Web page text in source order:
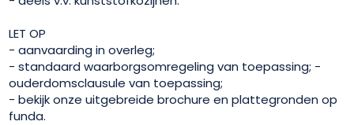
LET OP
- aanvaarding in overleg;
- standaard waarborgsomregeling van toepassing; -
ouderdomsclausule van toepassing;
- bekijk onze uitgebreide brochure en plattegronden op
funda.